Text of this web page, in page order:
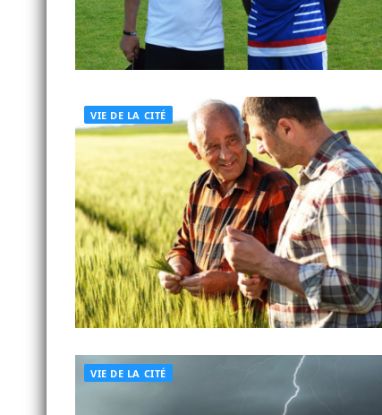
VIE DE LA CITÉ
VIE DE LA CITÉ